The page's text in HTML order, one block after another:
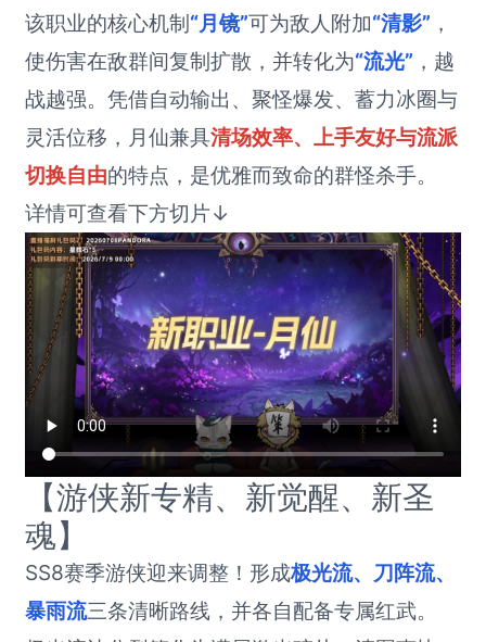
该职业的核心机制 “月镜”可为敌人附加“清影” ，
使伤害在敌群间复制扩散，并转化为“流光” ，越
战越强。凭借自动输出、聚怪爆发、蓄力冰圈与
灵活位移，月仙兼具清场效率、上手友好与流派
切换自由的特点，是优雅而致命的群怪杀手。
详情可查看下方切片↓
【游侠新专精、新觉醒、新圣
魂】
SS8赛季游侠迎来调整！形成极光流、刀阵流、
暴雨流三条清晰路线，并各自配备专属红武。